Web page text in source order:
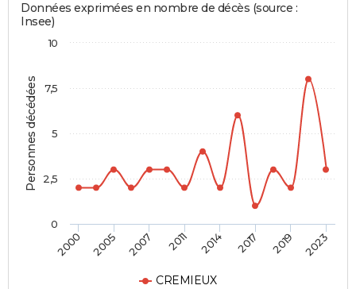
Personnes décédées
Données exprimées en nombre de décès (source :
Insee)
CREMIEUX
2000 2005 2007 2011 2014 2017 2019 2023
0
10
2,5
5
7,5